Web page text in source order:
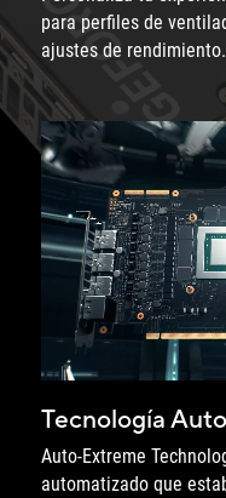
para perfiles de
ajustes de rendimiento.
Tecnología
Auto-Extreme
automatizado que